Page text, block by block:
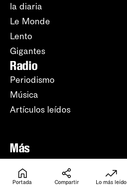
la diaria
Le Monde
Lento
Gigantes
Radio
Periodismo
Música
Artículos leídos
Más
Lo más leído
Apuntes del día
Portada Compartir Lo más leído